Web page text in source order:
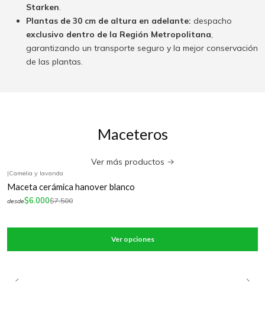
Starken.
Plantas de 30 cm de altura en adelante: despacho
exclusivo dentro de la Región Metropolitana,
garantizando un transporte seguro y la mejor conservación
de las plantas.
Maceteros
Ver más productos
|Camelia y lavanda
Maceta cerámica hanover blanco
desde$6.000$7.500
Ver opciones